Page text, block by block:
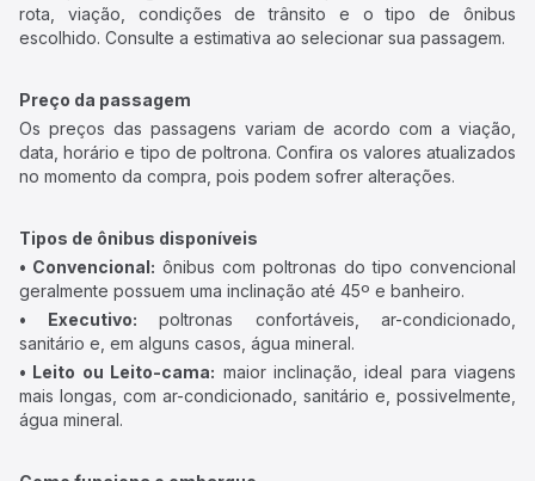
rota, viação, condições de trânsito e o tipo de ônibus
escolhido. Consulte a estimativa ao selecionar sua passagem.
Preço da passagem
Os preços das passagens variam de acordo com a viação,
data, horário e tipo de poltrona. Confira os valores atualizados
no momento da compra, pois podem sofrer alterações.
Tipos de ônibus disponíveis
• Convencional: ônibus com poltronas do tipo convencional
geralmente possuem uma inclinação até 45º e banheiro.
• Executivo: poltronas confortáveis, ar-condicionado,
sanitário e, em alguns casos, água mineral.
• Leito ou Leito-cama: maior inclinação, ideal para viagens
mais longas, com ar-condicionado, sanitário e, possivelmente,
água mineral.